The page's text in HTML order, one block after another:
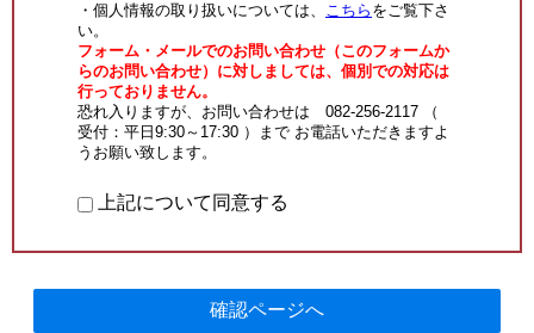
・個人情報の取り扱いについては、 こちら をご覧下さ
い。
フォーム・メールでのお問い合わせ（このフォームか
らのお問い合わせ）に対しましては、個別での対応は
行っておりません。
恐れ入りますが、お問い合わせは 082-256-2117 （
受付：平日9:30～17:30 ）まで お電話いただきますよ
うお願い致します。
上記について同意する
確認ページへ